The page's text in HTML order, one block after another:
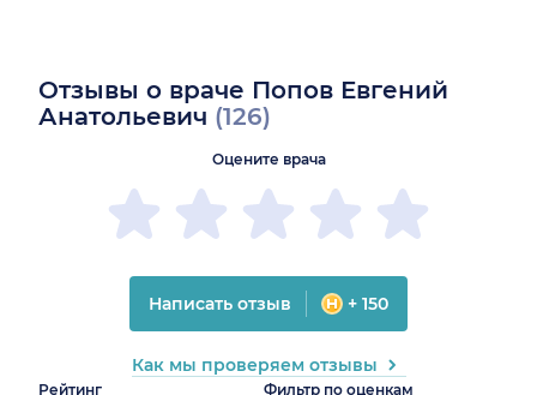
Отзывы о враче Попов Евгений
Анатольевич (126)
Рейтинг Фильтр по оценкам
Оцените врача
Написать отзыв + 150
Как мы проверяем отзывы